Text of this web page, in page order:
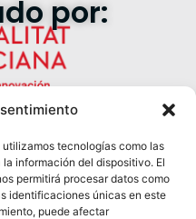
tecnologías como las
información del dispositivo. El
permitirá procesar datos como
identificaciones únicas en este
puede afectar
por:
redes: